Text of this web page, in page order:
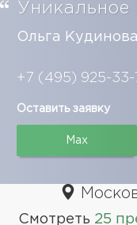
Ольга Кудинова
+7 (495) 925-33-
Оставить заявку
Max
Смотреть 25